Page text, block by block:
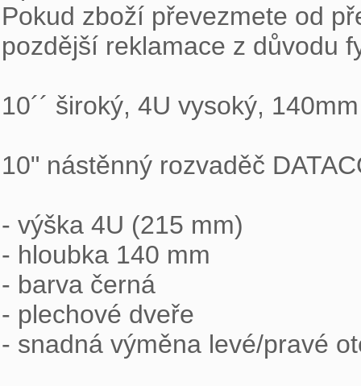
Pokud zboží převezmete od
pozdější reklamace z důvodu
10´´ široký, 4U vysoký,
10" nástěnný rozvaděč
- výška 4U (215 mm)
- hloubka 140 mm
- barva černá
- plechové dveře
- snadná výměna levé/pravé